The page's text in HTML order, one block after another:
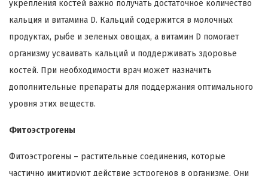
укрепления костей важно получать достаточное количество
кальция и витамина D. Кальций содержится в молочных
продуктах, рыбе и зеленых овощах, а витамин D помогает
организму усваивать кальций и поддерживать здоровье
костей. При необходимости врач может назначить
дополнительные препараты для поддержания оптимального
уровня этих веществ.
Фитоэстрогены
Фитоэстрогены – растительные соединения, которые
частично имитируют действие эстрогенов в организме. Они